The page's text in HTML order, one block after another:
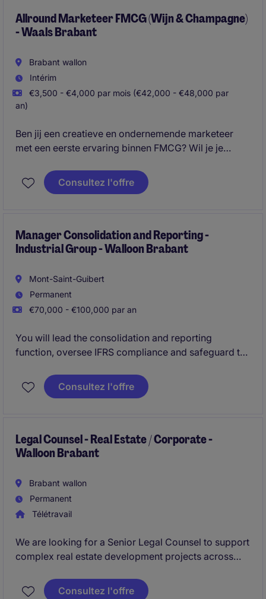
Allround Marketeer FMCG (Wijn & Champagne)
- Waals Brabant
Brabant wallon
Intérim
€3,500 - €4,000 par mois (€42,000 - €48,000 par
an)
Ben jij een creatieve en ondernemende marketeer
met een eerste ervaring binnen FMCG? Wil je je
internationale speler actief in wijn en champagne,
met veel autonomie en ruimte voor initiatief? Dan is
Consultez l'offre
Manager Consolidation and Reporting -
Industrial Group - Walloon Brabant
Mont-Saint-Guibert
Permanent
€70,000 - €100,000 par an
You will lead the consolidation and reporting
function, oversee IFRS compliance and safeguard the
accounts. Consultez l'offre
Legal Counsel - Real Estate / Corporate -
Walloon Brabant
Brabant wallon
Permanent
Télétravail
We are looking for a Senior Legal Counsel to support
complex real estate development projects across
transactions, structuring and contracts, working
Consultez l'offre